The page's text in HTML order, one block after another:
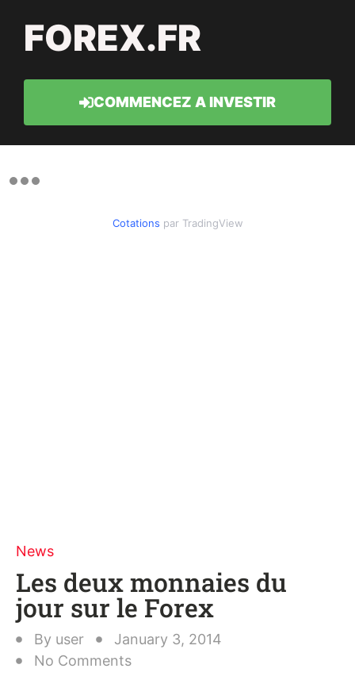
FOREX.FR
COMMENCEZ A INVESTIR
Cotations par TradingView
News
Les deux monnaies du
jour sur le Forex
By user
January 3, 2014
No Comments